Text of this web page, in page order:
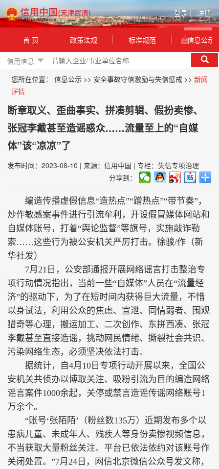
登录| 注册
首 页 政策法规 标准规范 信息公示
信用信息
您所在位置： 信息公示 >> 安全事故守信激励与失信惩戒 >> 新闻
详情
断章取义、歪曲事实、拼凑剪辑、假扮卖惨、
张冠李戴甚至造谣惑众……流量至上的“自媒
体”该“凉凉”了
发布时间：2023-08-10 | 来源：信用中国 | 专栏：失信专项治理
分享到：
编造传播虚假信息“造热点”“蹭热点”“带节奏”，
炒作敏感案事件进行引流牟利，开设假冒媒体网站和
自媒体账号，打着“舆论监督”等旗号，实施敲诈勒
索……这些行为被公安机关严厉打击。徐骏/作（新
华社发）
7月21日，公安部通报开展网络谣言打击整治专
项行动情况指出，当前一些“自媒体”人员在“流量经
济”的驱动下，为了在短时间内获得巨大流量，不惜
以身试法，利用公众的焦虑、宣泄、同情弱者、围观
猎奇等心理，搬运加工、二次创作、东拼西凑、张冠
李戴甚至直接造谣，挑动网民情绪、撕裂社会共识、
污染网络生态，必须坚决依法打击。
据统计，自4月10日专项行动开展以来，全国公
安机关共侦办以博取关注、吸粉引流为目的编造网络
谣言案件1000余起，关停或禁言造谣传谣网络账号1
万余个。
“账号‘张陌陌’（粉丝数135万）近期发布多个以
患病儿童、未成年人、残疾人等身份卖惨视频信息，
不当获取大量粉丝关注。平台已依法依约对该账号作
关闭处置。”7月24日，网信北京微信公众号发文称，